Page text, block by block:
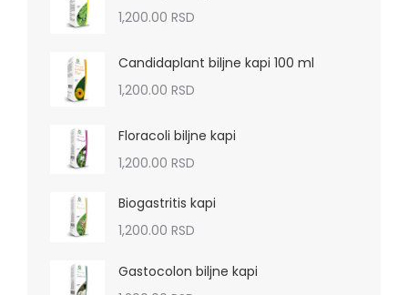
1,200.00 RSD
Candidaplant biljne kapi 100 ml
1,200.00 RSD
Floracoli biljne kapi
1,200.00 RSD
Biogastritis kapi
1,200.00 RSD
Gastocolon biljne kapi